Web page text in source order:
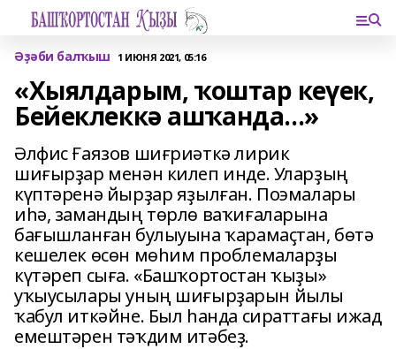
Әҙәби балҡыш 1 ИЮНЯ 2021, 05:16
«Хыялдарым, ҡоштар кеүек,
Бейеклеккә ашҡанда...»
Әлфис Ғаязов шиғриәткә лирик
шиғырҙар менән килеп инде. Уларҙың
күптәренә йырҙар яҙылған. Поэмалары
иһә, замандың төрлө ваҡиғаларына
бағышланған булыуына ҡарамаҫтан, бөтә
кешелек өсөн мөһим проблемаларҙы
күтәреп сыға. «Башҡортостан ҡыҙы»
уҡыусылары уның шиғырҙарын йылы
ҡабул иткәйне. Был һанда сираттағы ижад
емештәрен тәҡдим итәбеҙ.